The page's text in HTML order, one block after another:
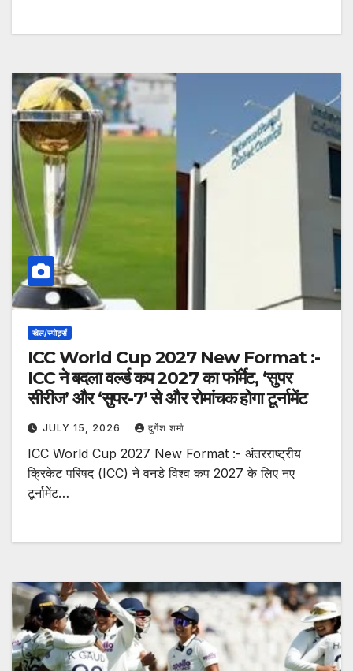
खेल/स्पोर्ट्स
ICC World Cup 2027 New Format :-
ICC ने बदला वर्ल्ड कप 2027 का फॉर्मेट, ‘सुपर
सीरीज’ और ‘सुपर-7’ से और रोमांचक होगा टूर्नामेंट
JULY 15, 2026 दुर्गेश शर्मा
ICC World Cup 2027 New Format :- अंतरराष्ट्रीय
क्रिकेट परिषद (ICC) ने वनडे विश्व कप 2027 के लिए नए
टूर्नामेंट…